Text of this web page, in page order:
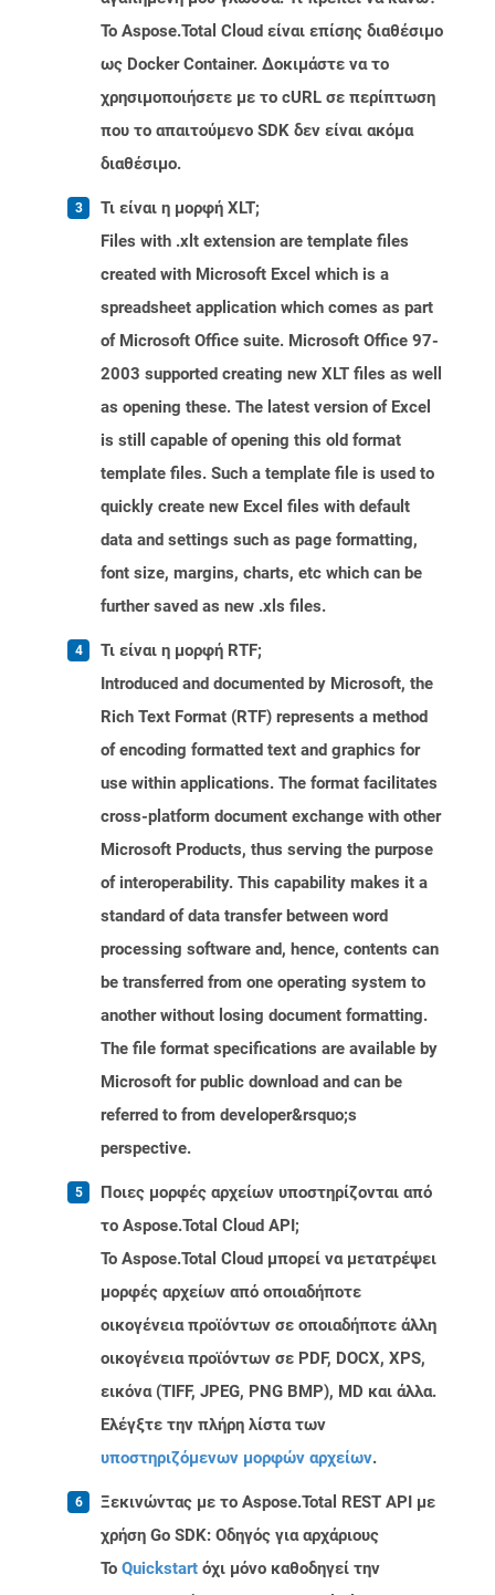
Το Aspose.Total Cloud είναι επίσης διαθέσιμο
ως Docker Container. Δοκιμάστε να το
χρησιμοποιήσετε με το cURL σε περίπτωση
που το απαιτούμενο SDK δεν είναι ακόμα
διαθέσιμο.
Τι είναι η μορφή XLT;
Files with .xlt extension are template files
created with Microsoft Excel which is a
spreadsheet application which comes as part
of Microsoft Office suite. Microsoft Office 97-
2003 supported creating new XLT files as well
as opening these. The latest version of Excel
is still capable of opening this old format
template files. Such a template file is used to
quickly create new Excel files with default
data and settings such as page formatting,
font size, margins, charts, etc which can be
further saved as new .xls files.
Τι είναι η μορφή RTF;
Introduced and documented by Microsoft, the
Rich Text Format (RTF) represents a method
of encoding formatted text and graphics for
use within applications. The format facilitates
cross-platform document exchange with other
Microsoft Products, thus serving the purpose
of interoperability. This capability makes it a
standard of data transfer between word
processing software and, hence, contents can
be transferred from one operating system to
another without losing document formatting.
The file format specifications are available by
Microsoft for public download and can be
referred to from developer&rsquo;s
perspective.
Ποιες μορφές αρχείων υποστηρίζονται από
το Aspose.Total Cloud API;
Το Aspose.Total Cloud μπορεί να μετατρέψει
μορφές αρχείων από οποιαδήποτε
οικογένεια προϊόντων σε οποιαδήποτε άλλη
οικογένεια προϊόντων σε PDF, DOCX, XPS,
εικόνα (TIFF, JPEG, PNG BMP), MD και άλλα.
Ελέγξτε την πλήρη λίστα των
υποστηριζόμενων μορφών αρχείων.
Ξεκινώντας με το Aspose.Total REST API με
χρήση Go SDK: Οδηγός για αρχάριους
Το Quickstart όχι μόνο καθοδηγεί την